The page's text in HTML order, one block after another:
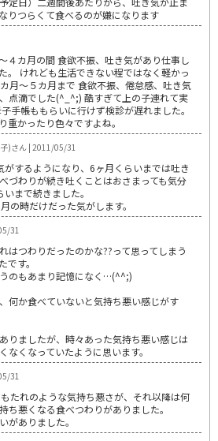
りつらくて食べるのが嫌になります
４カ月の間 食欲不振、吐き気があり仕事し
。 けれども生活できない程ではなく軽かっ
月～５カ月まで 食欲不振、倦怠感、吐き気
点滴でした(^_^;) 酷すぎて上の子連れて実
手帳ももらいに行けず検診が遅れました。
重かったり色々ですよね。
)さん | 2011/05/31
するようになり、6ヶ月くらいまでは吐き
づわりが続き吐くことはおさまっても気分
まで続きました。
の時だけだった気がします。
31
はつわりだったのかな??って思ってしまう
です。
のもあまり記憶になく…(^^;)
何か食べていないと気持ち悪い感じがす
りましたが、時々あった気持ち悪い感じは
なくなっていたように思います。
31
たれのような気持ち悪さが、それ以降は何
ち悪くなる食べつわりがありました。
がありました。